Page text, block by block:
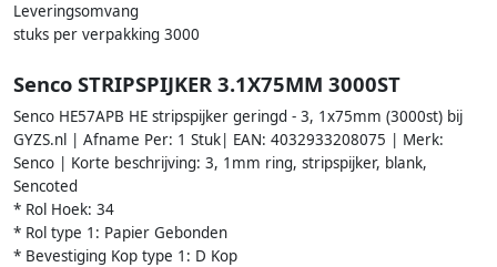
Leveringsomvang
stuks per verpakking 3000
Senco STRIPSPIJKER 3.1X75MM 3000ST
Senco HE57APB HE stripspijker geringd - 3, 1x75mm (3000st) bij
GYZS.nl | Afname Per: 1 Stuk| EAN: 4032933208075 | Merk:
Senco | Korte beschrijving: 3, 1mm ring, stripspijker, blank,
Sencoted
* Rol Hoek: 34
* Rol type 1: Papier Gebonden
* Bevestiging Kop type 1: D Kop